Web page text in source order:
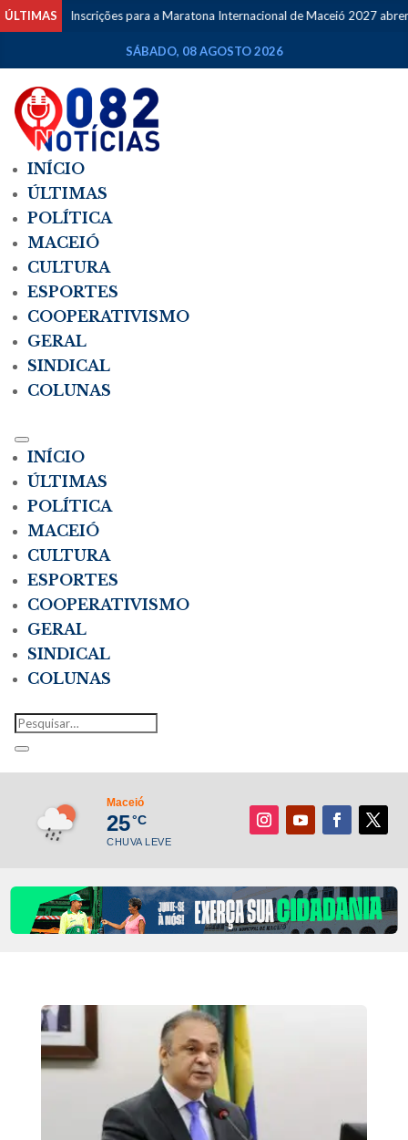
ÚLTIMASInscrições para a Maratona Internacional de Maceió 2027 abrem
SÁBADO, 08 AGOSTO 2026
INÍCIO
ÚLTIMAS
POLÍTICA
MACEIÓ
CULTURA
ESPORTES
COOPERATIVISMO
GERAL
SINDICAL
COLUNAS
INÍCIO
ÚLTIMAS
POLÍTICA
MACEIÓ
CULTURA
ESPORTES
COOPERATIVISMO
GERAL
SINDICAL
COLUNAS
Maceió
25°C
CHUVA LEVE